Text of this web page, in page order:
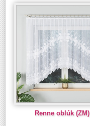
Renne oblúk (ZM)